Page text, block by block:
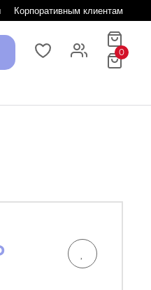
Корпоративным клиентам
0